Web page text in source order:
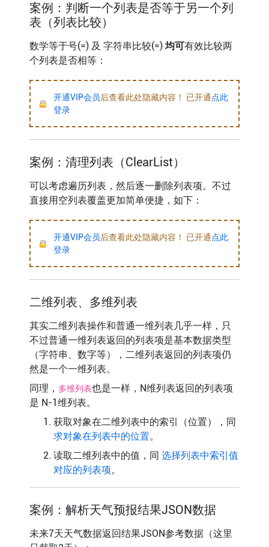
案例：判断一个列表是否等于另一个列
表（列表比较）
数学等于号(=) 及 字符串比较(=) 均可有效比较两
个列表是否相等：
开通VIP会员后查看此处隐藏内容！ 已开通点此
登录
案例：清理列表（ClearList）
可以考虑遍历列表，然后逐一删除列表项。不过
直接用空列表覆盖更加简单便捷，如下：
开通VIP会员后查看此处隐藏内容！ 已开通点此
登录
二维列表、多维列表
其实二维列表操作和普通一维列表几乎一样，只
不过普通一维列表返回的列表项是基本数据类型
（字符串、数字等），二维列表返回的列表项仍
然是一个一维列表。
同理， 多维列表也是一样，N维列表返回的列表项
是 N-1维列表。
获取对象在二维列表中的索引（位置），同
求对象在列表中的位置。
读取二维列表中的值，同 选择列表中索引值
对应的列表项。
案例：解析天气预报结果JSON数据
未来7天天气数据返回结果JSON参考数据（这里